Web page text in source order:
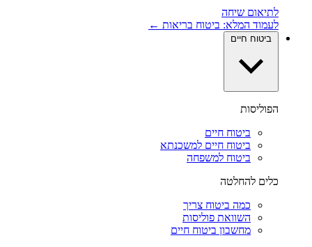
לתיאום שיחה
לעמוד המלא: ביטוח בריאות ←
ביטוח חיים
הפוליסות
ביטוח חיים
ביטוח חיים למשכנתא
ביטוח למשפחה
כלים להחלטה
כמה ביטוח צריך
השוואת פוליסות
מחשבון ביטוח חיים